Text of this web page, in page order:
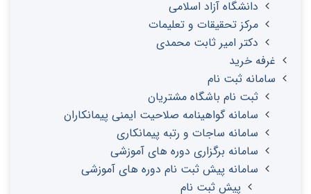
دانشگاه آزاد اسلامی
مرکز تحقیقات و تعلیمات
دکتر امیر ثابت محمدی
غرفه خرید
سامانه ثبت نام
ثبت نام باشگاه مشتریان
سامانه گواهینامه صلاحیت ایمنی پیمانکاران
سامانه ساجات و رتبه پیمانکاری
سامانه برگزاری دوره های آموزشی
سامانه پیش ثبت نام دوره های آموزشی
پیش ثبت نام